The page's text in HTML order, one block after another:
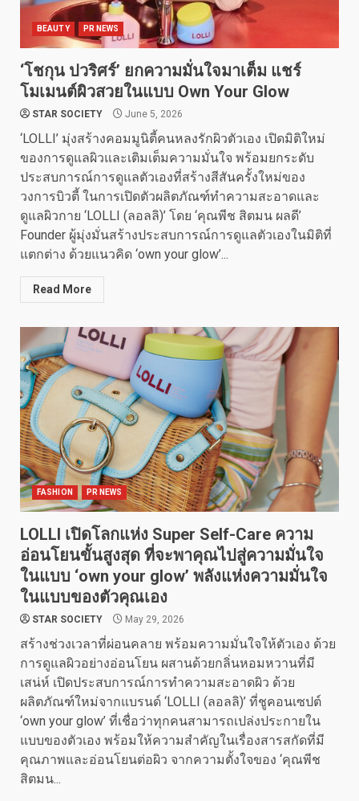
BEAUTY PR NEWS
‘โชกุน ปวริศร์’ ยกความมั่นใจมาเต็ม แชร์
โมเมนต์ผิวสวยในแบบ Own Your Glow
STAR SOCIETY June 5, 2026
‘LOLLI’ มุ่งสร้างคอมมูนิตี้คนหลงรักผิวตัวเอง เปิดมิติใหม่
ของการดูแลผิวและเติมเต็มความมั่นใจ พร้อมยกระดับ
ประสบการณ์การดูแลตัวเองที่สร้างสีสันครั้งใหม่ของ
วงการบิวตี้ ในการเปิดตัวผลิตภัณฑ์ทำความสะอาดและ
ดูแลผิวกาย ‘LOLLI (ลอลลิ)’ โดย ‘คุณพีช สิตมน ผลดี’
Founder ผู้มุ่งมั่นสร้างประสบการณ์การดูแลตัวเองในมิติที่
แตกต่าง ด้วยแนวคิด ‘own your glow’...
Read More
FASHION PR NEWS
LOLLI เปิดโลกแห่ง Super Self-Care ความ
อ่อนโยนขั้นสูงสุด ที่จะพาคุณไปสู่ความมั่นใจ
ในแบบ ‘own your glow’ พลังแห่งความมั่นใจ
ในแบบของตัวคุณเอง
STAR SOCIETY May 29, 2026
สร้างช่วงเวลาที่ผ่อนคลาย พร้อมความมั่นใจให้ตัวเอง ด้วย
การดูแลผิวอย่างอ่อนโยน ผสานด้วยกลิ่นหอมหวานที่มี
เสน่ห์ เปิดประสบการณ์การทำความสะอาดผิว ด้วย
ผลิตภัณฑ์ใหม่จากแบรนด์ ‘LOLLI (ลอลลิ)’ ที่ชูคอนเซปต์
‘own your glow’ ที่เชื่อว่าทุกคนสามารถเปล่งประกายใน
แบบของตัวเอง พร้อมให้ความสำคัญในเรื่องสารสกัดที่มี
คุณภาพและอ่อนโยนต่อผิว จากความตั้งใจของ ‘คุณพีช
สิตมน...